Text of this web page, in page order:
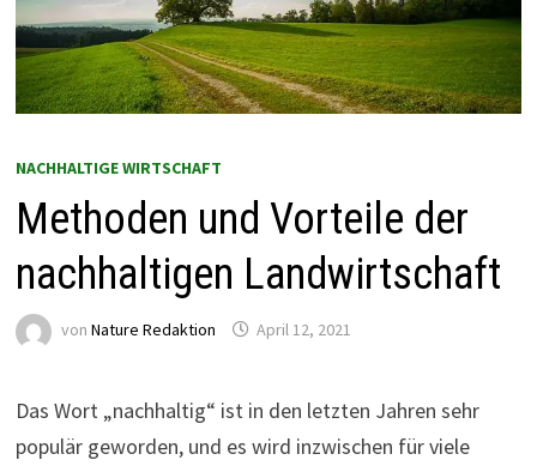
NACHHALTIGE WIRTSCHAFT
Methoden und Vorteile der
nachhaltigen Landwirtschaft
von Nature Redaktion April 12, 2021
Das Wort „nachhaltig“ ist in den letzten Jahren sehr
populär geworden, und es wird inzwischen für viele